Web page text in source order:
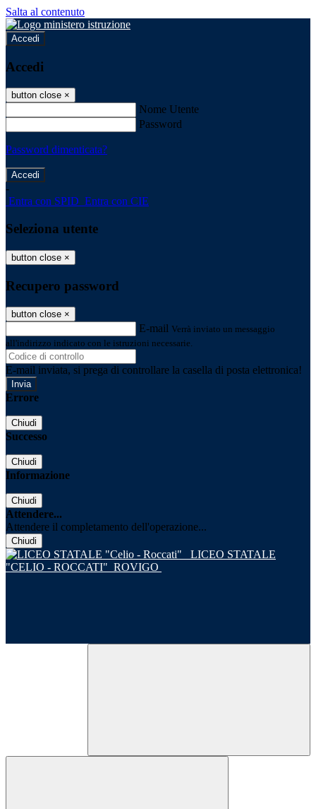
Salta al contenuto
Accedi
Accedi
button close ×
Nome Utente
Password
Password dimenticata?
-
Entra con SPID Entra con CIE
Seleziona utente
button close ×
Recupero password
button close ×
E-mail Verrà inviato un messaggio
all'indirizzo indicato con le istruzioni necessarie.
E-mail inviata, si prega di controllare la casella di posta elettronica!
Errore
Chiudi
Successo
Chiudi
Informazione
Chiudi
Attendere...
Attendere il completamento dell'operazione...
Chiudi
LICEO STATALE
"CELIO - ROCCATI" ROVIGO